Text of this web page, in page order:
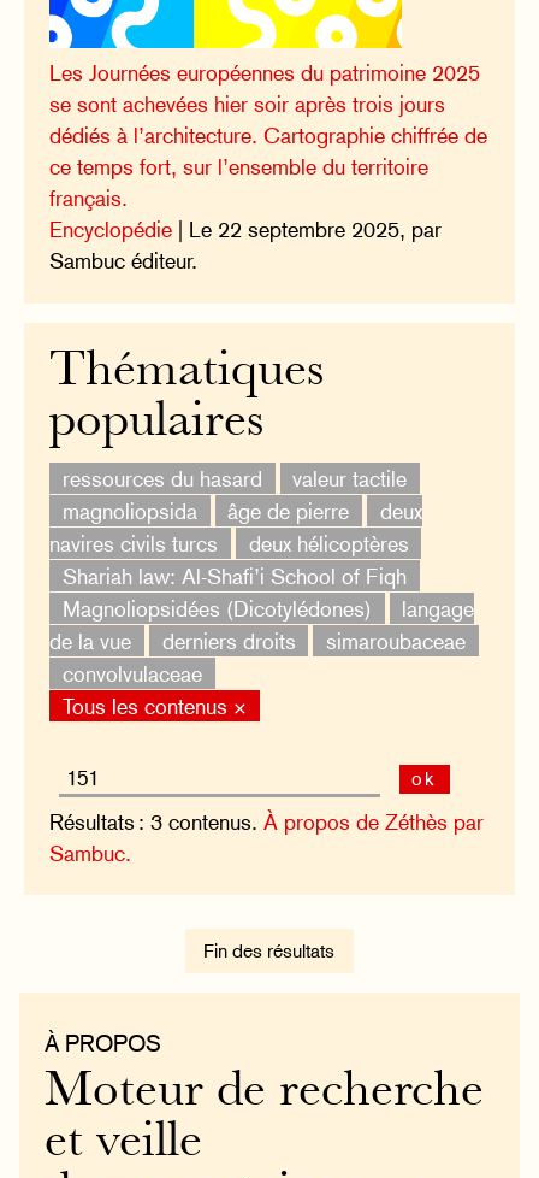
Les Journées européennes du patrimoine 2025
se sont achevées hier soir après trois jours
dédiés à l’architecture. Cartographie chiffrée de
ce temps fort, sur l’ensemble du territoire
français.
Encyclopédie | Le 22 septembre 2025, par
Sambuc éditeur.
Thématiques
populaires
ressources du hasard
valeur tactile
magnoliopsida
âge de pierre
deux
navires civils turcs
deux hélicoptères
Shariah law: Al-Shafi’i School of Fiqh
Magnoliopsidées (Dicotylédones)
langage
de la vue
derniers droits
simaroubaceae
convolvulaceae
Tous les contenus ×
ok
Résultats : 3 contenus.À propos de Zéthès par
Sambuc.
Fin des résultats
À PROPOS
Moteur de recherche
et veille